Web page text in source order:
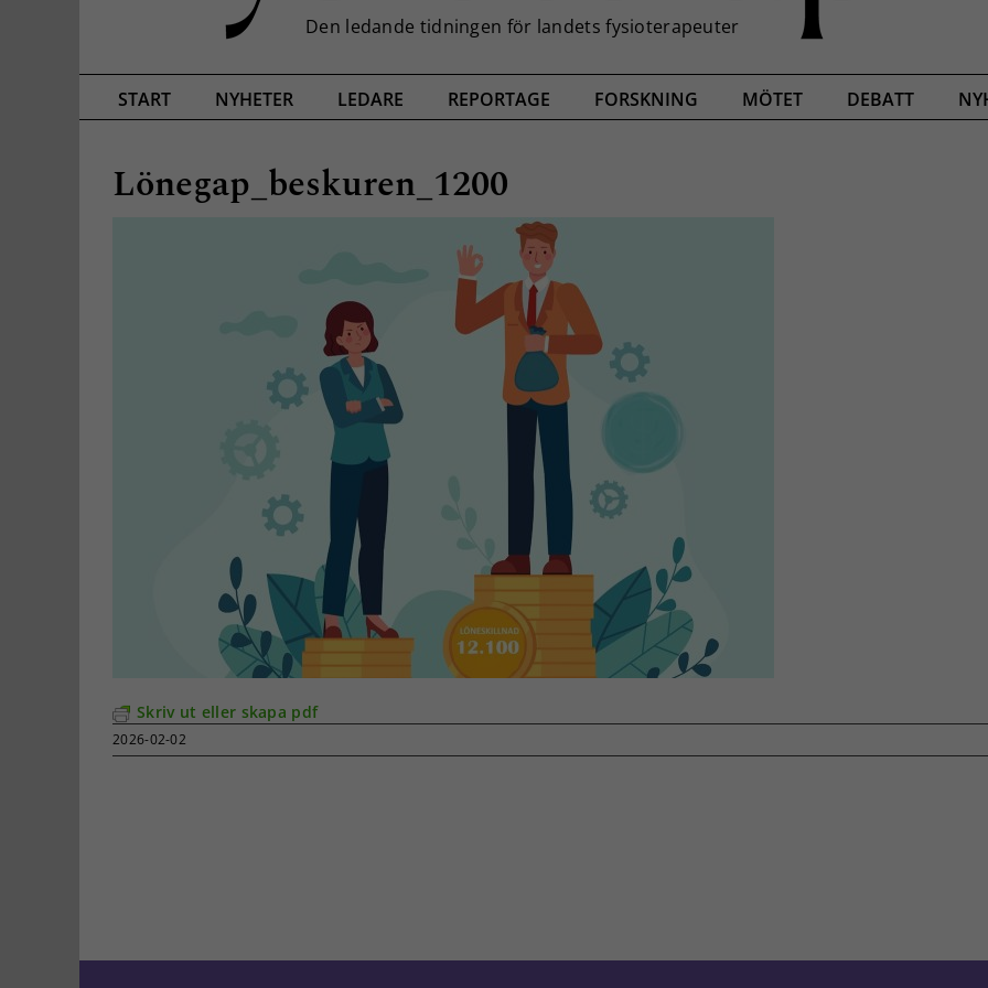
START NYHETER LEDARE REPORTAGE FORSKNING MÖTET DEBATT
Lönegap_beskuren_1200
Skriv ut eller skapa pdf
2026-02-02